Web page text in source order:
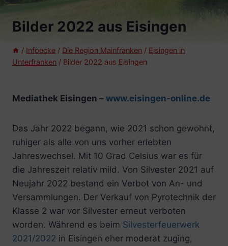
Bilder 2022 aus Eisingen
/ Infoecke / Die Region Mainfranken / Eisingen in
Unterfranken / Bilder 2022 aus Eisingen
Mediathek Eisingen – www.eisingen-online.de
Das Jahr 2022 begann, wie 2021 schon gewohnt,
ruhiger als alle von uns vorher erlebten
Jahreswechsel. Mit 10 Grad Celsius war es für
die Jahreszeit relativ mild. Von Silvester 2021 auf
Neujahr 2022 bestand ein Verbot von An- und
Versammlungen. Der Verkauf von Pyrotechnik der
Klasse 2 war vor Silvester erneut verboten
worden. Während es beim Silvesterfeuerwerk
2021/2022 in Eisingen eher moderat zuging,